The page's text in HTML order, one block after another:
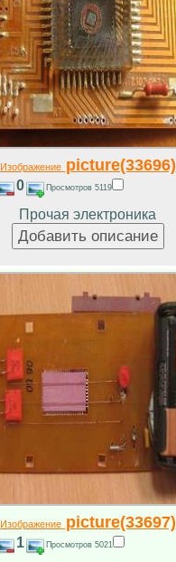
Изображениеpicture(33696)
0 Просмотров 5119
Прочая электроника
Изображениеpicture(33697)
1 Просмотров 5021